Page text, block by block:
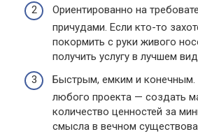
Ориентированно на
причудами. Если кто-то
покормить с руки живого
получить услугу в лучшем
Быстрым, емким и конечным.
любого проекта — создать
количество ценностей за
смысла в вечном